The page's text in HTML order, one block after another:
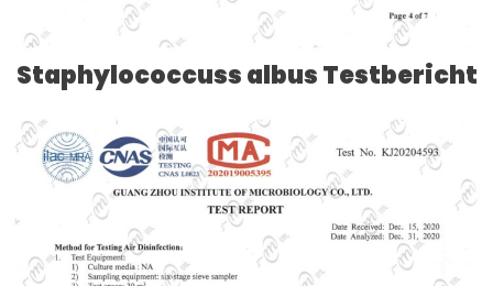
Staphylococcuss albus Testbericht